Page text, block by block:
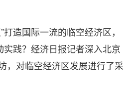
造国际一流的临空经济区，
实践？经济日报记者深入北京
，对临空经济区发展进行了采